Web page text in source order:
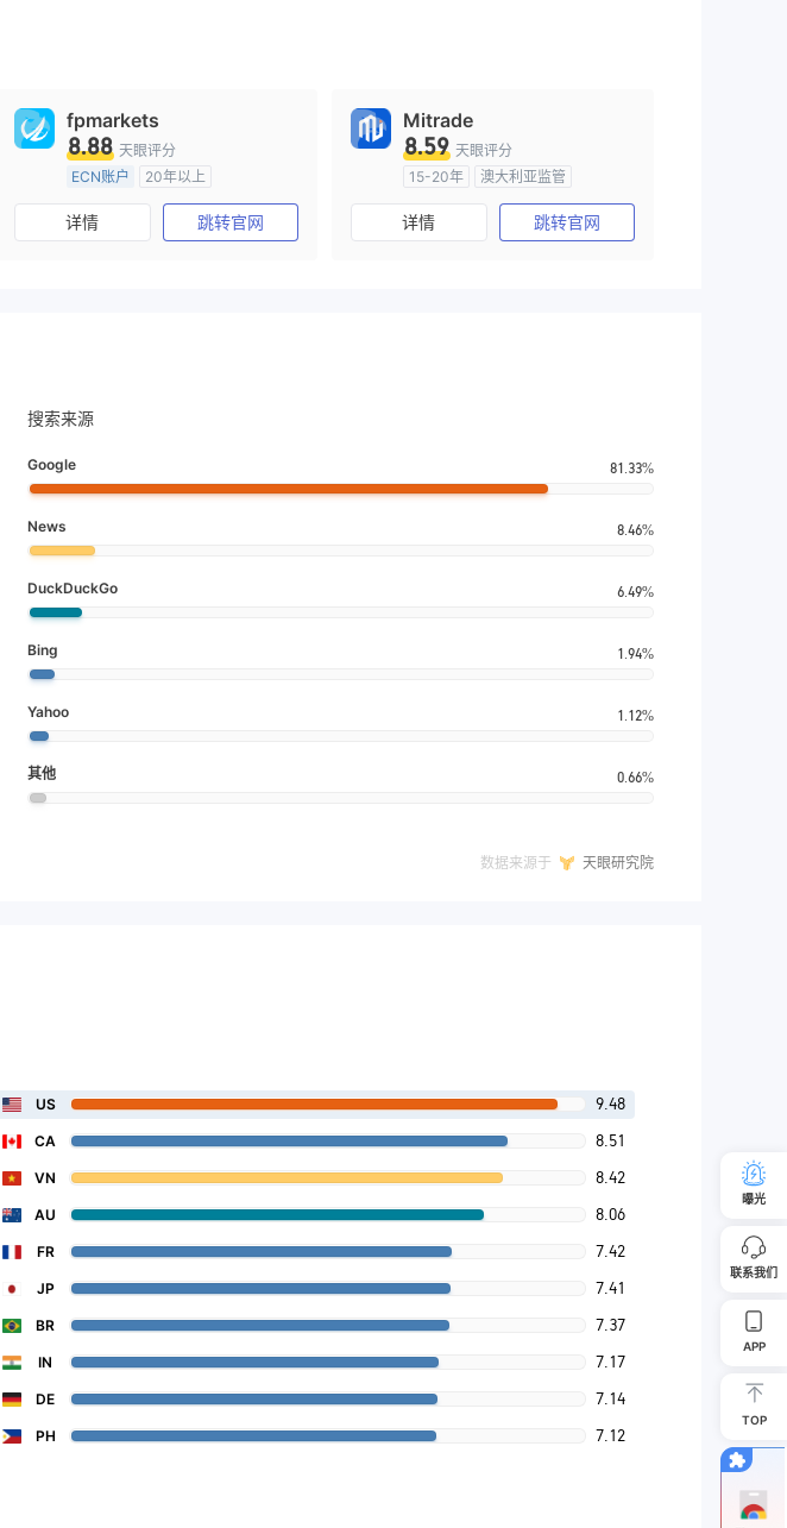
fpmarkets
8.88 天眼评分
ECN账户
20年以上
澳大利亚监管
全牌照 (MM)
主标MT4
详情 跳转官网
Mitrade
8.59 天眼评分
15-20年
澳大利亚监管
全牌照 (MM)
自研
详情 跳转官网
搜索来源
Google 81.33%
News 8.46%
DuckDuckGo 6.49%
Bing 1.94%
Yahoo 1.12%
其他 0.66%
数据来源于 天眼研究院
US 9.48
CA 8.51
VN 8.42
AU 8.06
FR 7.42
JP 7.41
BR 7.37
IN 7.17
DE 7.14
PH 7.12
曝光
联系我们
APP
TOP